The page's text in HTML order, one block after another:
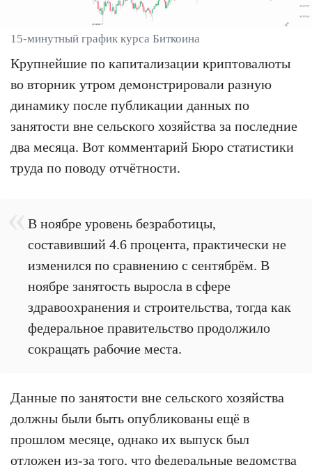
15-минутный график курса Биткоина
Крупнейшие по капитализации криптовалюты
во вторник утром демонстрировали разную
динамику после публикации данных по
занятости вне сельского хозяйства за последние
два месяца. Вот комментарий Бюро статистики
труда по поводу отчётности.
В ноябре уровень безработицы,
составивший 4.6 процента, практически не
изменился по сравнению с сентябрём. В
ноябре занятость выросла в сфере
здравоохранения и строительства, тогда как
федеральное правительство продолжило
сокращать рабочие места.
Данные по занятости вне сельского хозяйства
должны были быть опубликованы ещё в
прошлом месяце, однако их выпуск был
отложен из-за того, что федеральные ведомства